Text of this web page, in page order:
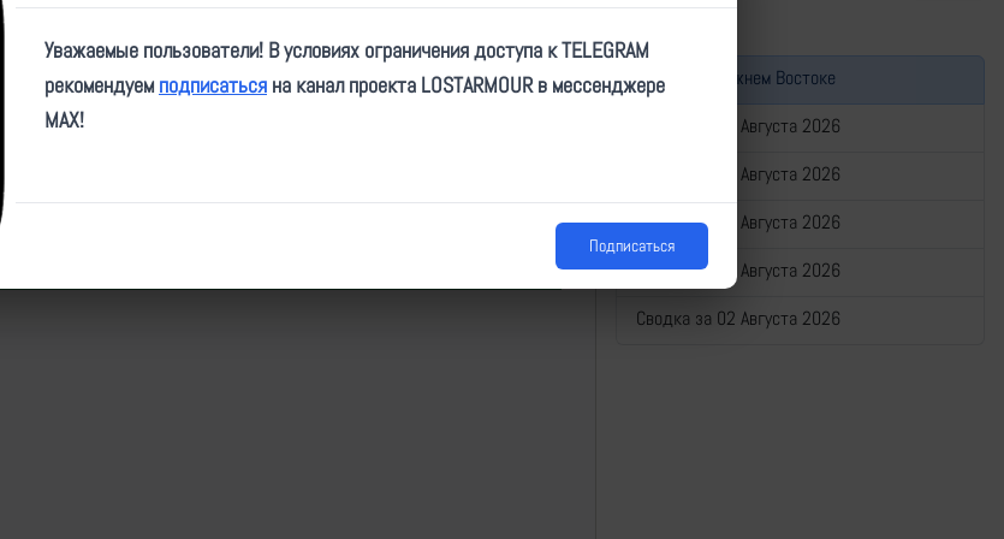
| Автор:makpif| Дата:2025-02-14| Просмотров:813| Теги:
Война на Ближнем Востоке
Сводка за 06 Августа 2026
Сводка за 05 Августа 2026
Сводка за 04 Августа 2026
Сводка за 03 Августа 2026
Сводка за 02 Августа 2026
Уважаемые пользователи! В условиях ограничения доступа к TELEGRAM
рекомендуем подписаться на канал проекта LOSTARMOUR в мессенджере
MAX!
Подписаться